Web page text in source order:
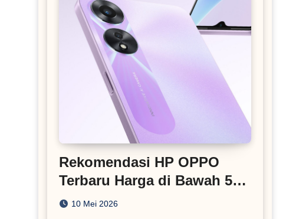
Rekomendasi HP OPPO
Terbaru Harga di Bawah 5
Juta
10 Mei 2026